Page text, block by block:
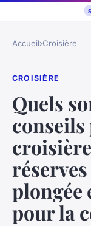
Accueil›Croisière
CROISIÈRE
Quels
plongée
pour la